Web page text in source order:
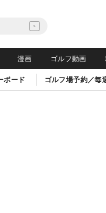
漫画 ゴルフ動画
ボード ゴルフ場予約／毎